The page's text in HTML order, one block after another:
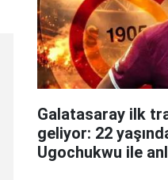
Galatasaray ilk
geliyor: 22
Ugochukwu ile